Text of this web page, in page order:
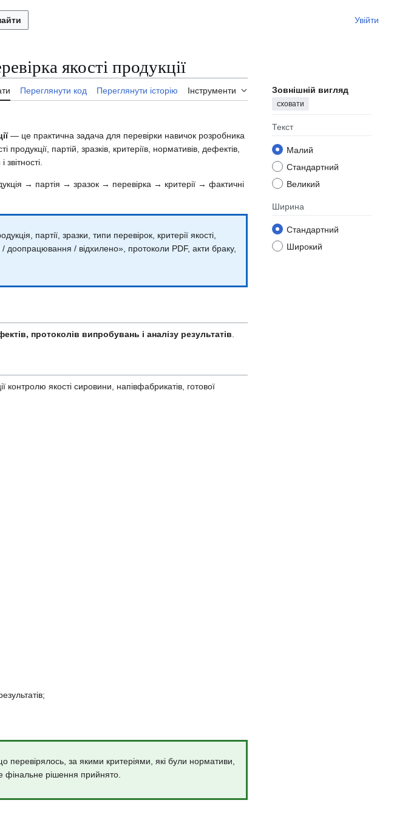
Увійти
якості продукції
Переглянути код Переглянути історію Інструменти Зовнішній вигляд
сховати
Текст
Малий
Стандартний
Великий
Ширина
Стандартний
Широкий
— це практична задача для перевірки навичок розробника
партій, зразків, критеріїв, нормативів, дефектів,
→ партія → зразок → перевірка → критерії → фактичні
партії, зразки, типи перевірок, критерії якості,
доопрацювання / відхилено», протоколи PDF, акти браку,
протоколів випробувань і аналізу результатів
якості сировини, напівфабрикатів, готової
перевірялось, за якими критеріями, які були нормативи,
фінальне рішення прийнято.